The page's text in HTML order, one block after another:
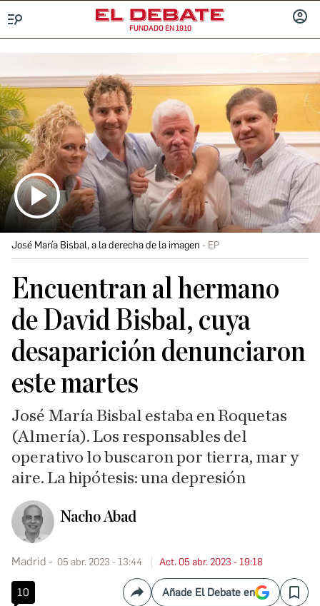
FUNDADO EN 1910
José María Bisbal, a la derecha de la imagen EP
Encuentran al hermano
de David Bisbal, cuya
desaparición denunciaron
este martes
José María Bisbal estaba en Roquetas
(Almería). Los responsables del
operativo lo buscaron por tierra, mar y
aire. La hipótesis: una depresión
Nacho Abad
Madrid 05 abr. 2023 - 13:44 Act. 05 abr. 2023 - 19:18
10 CompartirAñade El Debate en Save